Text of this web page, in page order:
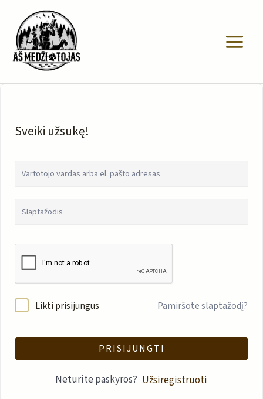
turinio
Sveiki užsukę!
Likti prisijungus Pamiršote slaptažodį?
PRISIJUNGTI
Neturite paskyros? Užsiregistruoti